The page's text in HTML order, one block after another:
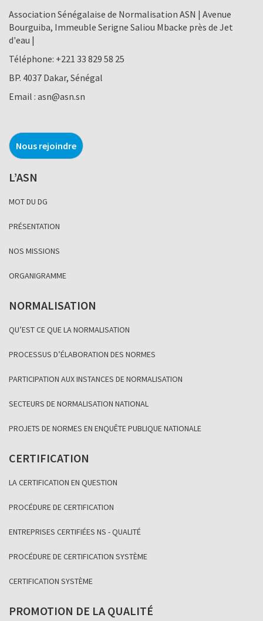
Association Sénégalaise de Normalisation ASN | Avenue
Bourguiba, Immeuble Serigne Saliou Mbacke près de Jet
d'eau |
Téléphone: +221 33 829 58 25
BP. 4037 Dakar, Sénégal
Email : asn@asn.sn
Nous rejoindre
L’ASN
MOT DU DG
PRÉSENTATION
NOS MISSIONS
ORGANIGRAMME
NORMALISATION
QU’EST CE QUE LA NORMALISATION
PROCESSUS D’ÉLABORATION DES NORMES
PARTICIPATION AUX INSTANCES DE NORMALISATION
SECTEURS DE NORMALISATION NATIONAL
PROJETS DE NORMES EN ENQUÊTE PUBLIQUE NATIONALE
CERTIFICATION
LA CERTIFICATION EN QUESTION
PROCÉDURE DE CERTIFICATION
ENTREPRISES CERTIFIÉES NS - QUALITÉ
PROCÉDURE DE CERTIFICATION SYSTÈME
CERTIFICATION SYSTÈME
PROMOTION DE LA QUALITÉ